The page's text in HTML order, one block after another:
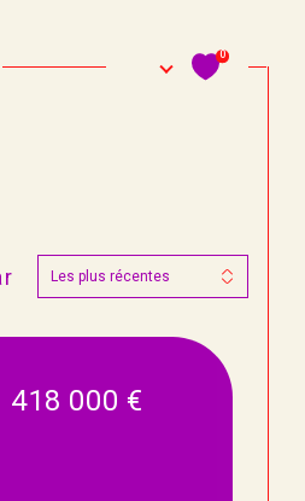
0
FiltrerLes plus récentes
418 000 €